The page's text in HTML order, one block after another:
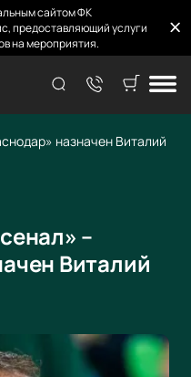
сайтом ФК
предоставляющий услуги
на мероприятия.
назначен Виталий
–
Виталий